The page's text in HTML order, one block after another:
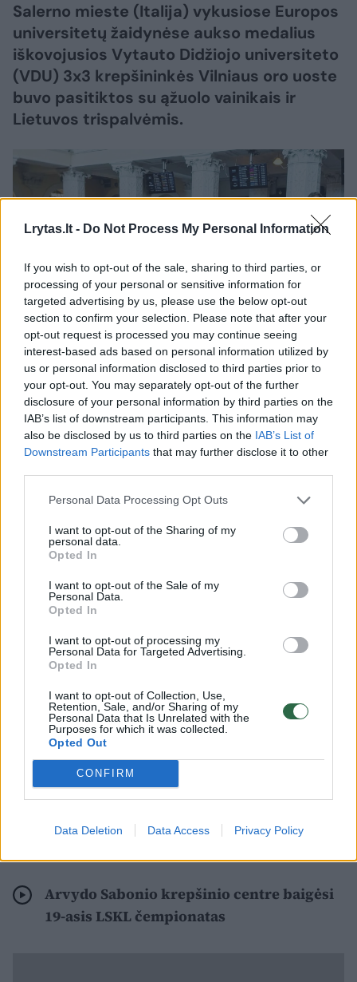
Lrytas.lt - Do Not Process My Personal Information
If you wish to opt-out of the sale, sharing to third parties, or
processing of your personal or sensitive information for
targeted advertising by us, please use the below opt-out
section to confirm your selection. Please note that after your
opt-out request is processed you may continue seeing
interest-based ads based on personal information utilized by
us or personal information disclosed to third parties prior to
your opt-out. You may separately opt-out of the further
disclosure of your personal information by third parties on the
IAB’s list of downstream participants. This information may
also be disclosed by us to third parties on the IAB’s List of
Downstream Participants that may further disclose it to other
Personal Data Processing Opt Outs
I want to opt-out of the Sharing of my
personal data.
Opted In
I want to opt-out of the Sale of my
Personal Data.
Opted In
I want to opt-out of processing my
Personal Data for Targeted Advertising.
Opted In
I want to opt-out of Collection, Use,
Retention, Sale, and/or Sharing of my
Personal Data that Is Unrelated with the
Purposes for which it was collected.
Opted Out
CONFIRM
Data Deletion Data Access Privacy Policy
Salerno mieste (Italija) vykusiose Europos
universitetų žaidynėse aukso medalius
iškovojusios Vytauto Didžiojo universiteto
(VDU) 3x3 krepšininkės Vilniaus oro uoste
buvo pasitiktos su ąžuolo vainikais ir
Lietuvos trispalvėmis.
Daugiau nuotraukų (4)
Tokią staigmeną suorganizavo Lietuvos
studentų krepšinio lygos (LSKL) prezidentas
Rimantas Cibauskas.
„Jau tapo gražia tradicija, kad, jums grįžus su
aukso medaliais, pasitinkame jus su ąžuolo
vainikais ir trispalvėmis. Per daugelį metų
Dar kartą įrodėte, kad Lietuvos studentų
krepšinis yra aukšto lygio, o pergalių
troškimas ir kovingumas – išskirtiniai. Tai dar
kartą patvirtino pergalingas revanšas finale“,
– kalbėjo R. Cibauskas.
Jis pridūrė: „Esate pavyzdys mums visiems,
kaip reikia siekti savo užsibrėžtų tikslų. Jūs
esate studentiškojo krepšinio ir mūsų šalies
ambasadorės. Ačiū jums už geras emocijas ir
Lietuvos krepšinio garsinimą.“
Arvydo Sabonio krepšinio centre baigėsi
19-asis LSKL čempionatas